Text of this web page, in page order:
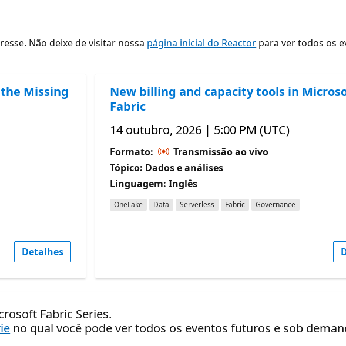
Não deixe de visitar nossa página inicial do Reactor para ver todos os
Missing
Detalhes
New billing and capacity tools in
Fabric
14 outubro, 2026 | 5:00 PM (UTC)
Formato:
Transmissão ao vivo
Tópico: Dados e análises
Linguagem: Inglês
OneLake Data Serverless Fabric Governance
Fabric Series.
no qual você pode ver todos os eventos futuros e sob